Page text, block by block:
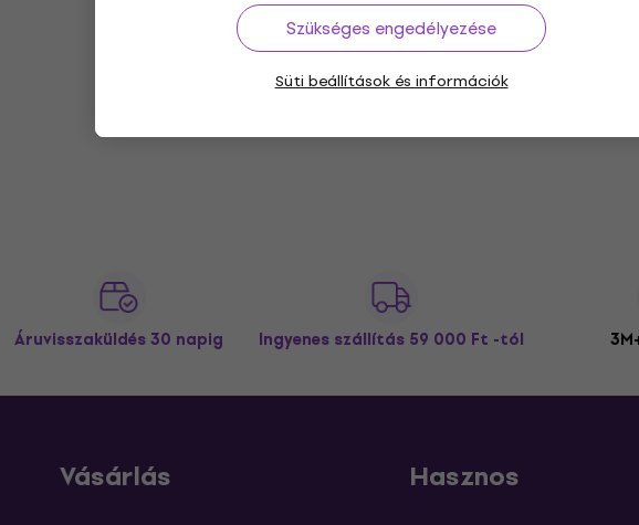
Szükséges engedélyezése
Süti beállítások és információk
Áruvisszaküldés 30 napig Ingyenes szállítás 59 000 Ft -tól
Vásárlás Hasznos